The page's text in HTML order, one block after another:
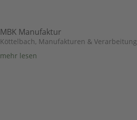
MBK Manufaktur
Köttelbach, Manufakturen & Verarbeitung
mehr lesen